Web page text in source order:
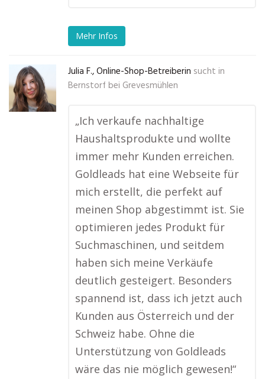
Mehr Infos
Julia F., Online-Shop-Betreiberin sucht in
Bernstorf bei Grevesmühlen
„Ich verkaufe nachhaltige
Haushaltsprodukte und wollte
immer mehr Kunden erreichen.
Goldleads hat eine Webseite für
mich erstellt, die perfekt auf
meinen Shop abgestimmt ist. Sie
optimieren jedes Produkt für
Suchmaschinen, und seitdem
haben sich meine Verkäufe
deutlich gesteigert. Besonders
spannend ist, dass ich jetzt auch
Kunden aus Österreich und der
Schweiz habe. Ohne die
Unterstützung von Goldleads
wäre das nie möglich gewesen!“